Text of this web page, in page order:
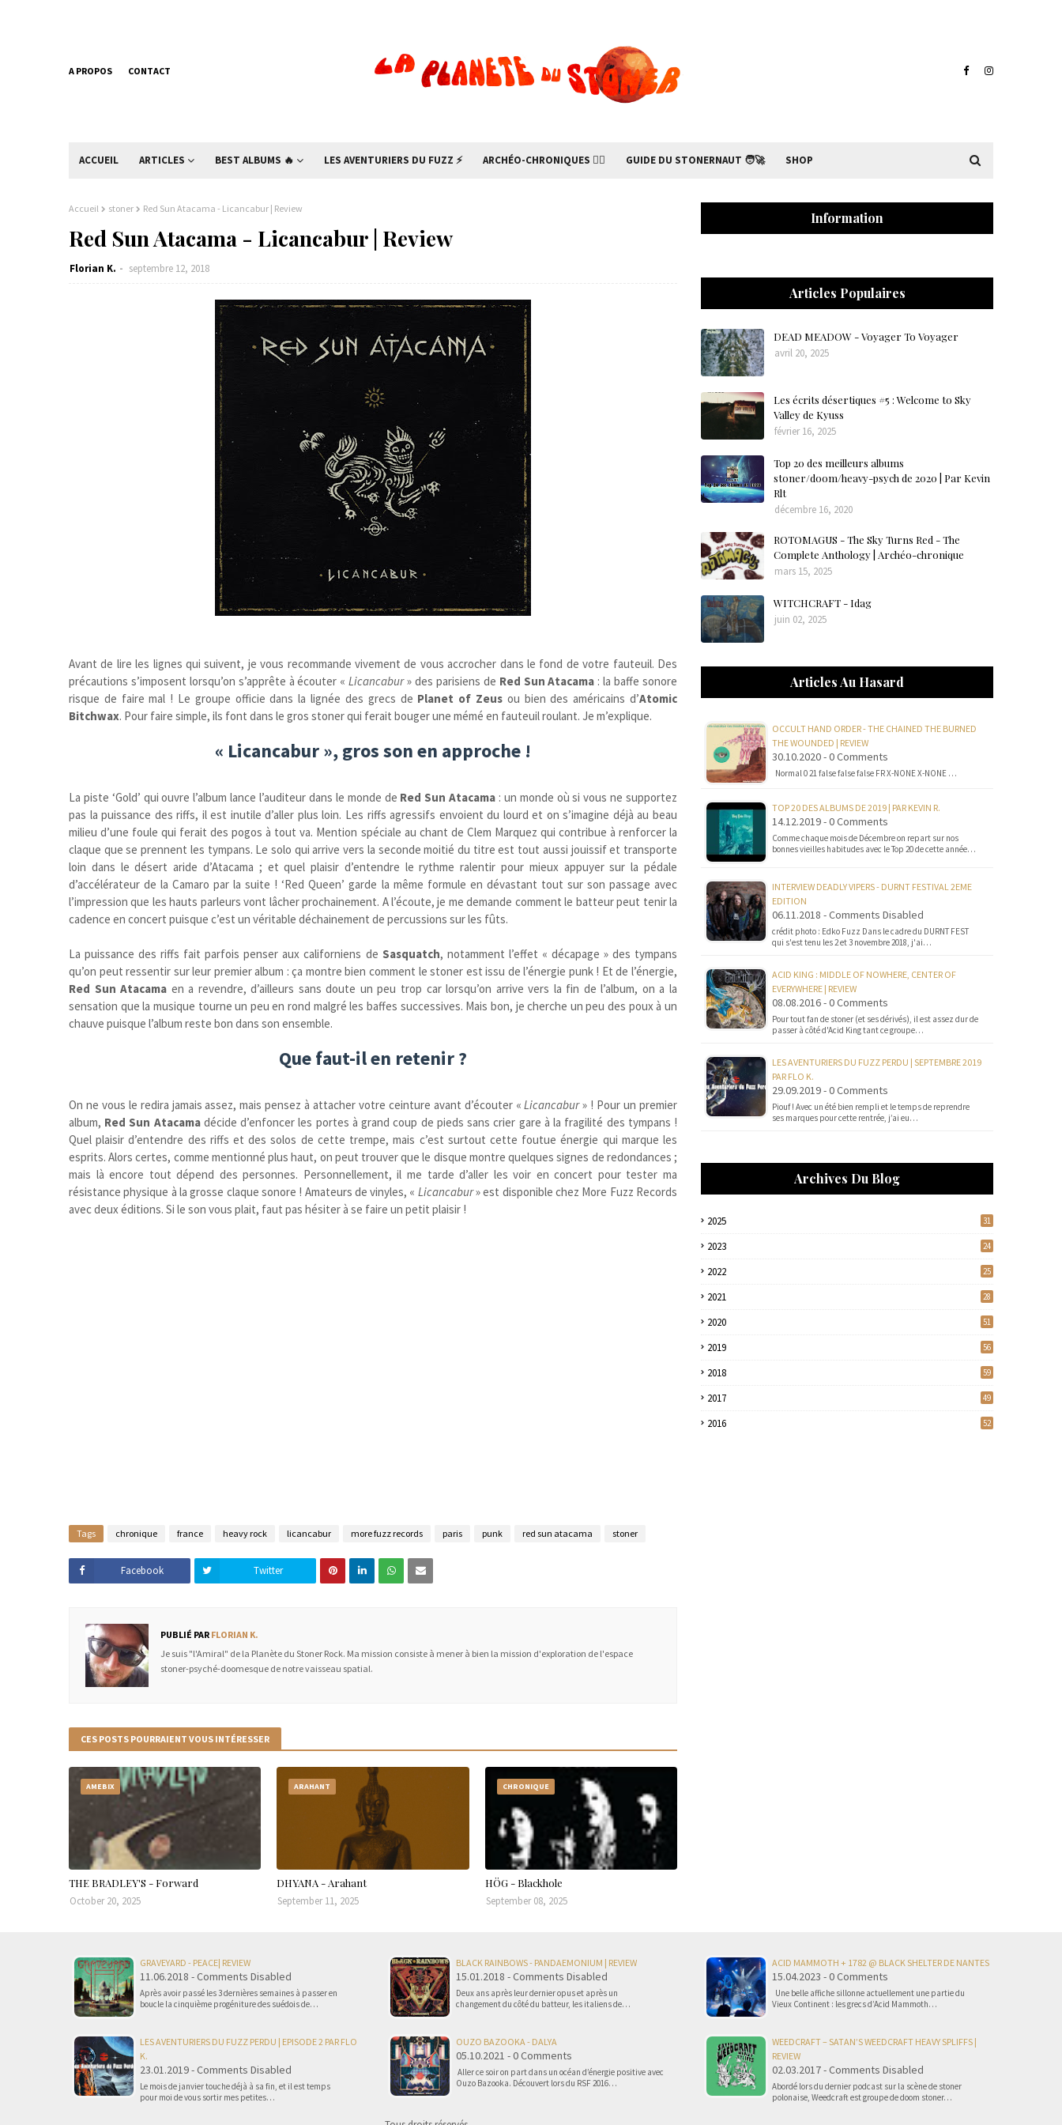
A PROPOS CONTACT
ACCUEIL ARTICLES BEST ALBUMS 🔥 LES AVENTURIERS DU FUZZ ⚡ ARCHÉO-CHRONIQUES 🧙‍♂ GUIDE DU STONERNAUT 🧑‍🚀 SHOP
Accueil stoner Red Sun Atacama - Licancabur | Review
Red Sun Atacama - Licancabur | Review
Florian K. septembre 12, 2018
Avant de lire les lignes qui suivent, je vous recommande vivement de vous accrocher dans le fond de votre fauteuil. Des
précautions s’imposent lorsqu’on s’apprête à écouter «Licancabur» des parisiens de Red Sun Atacama : la baffe sonore
risque de faire mal ! Le groupe officie dans la lignée des grecs de Planet of Zeusou bien des américains d’Atomic
Bitchwax. Pour faire simple, ils font dans le gros stoner qui ferait bouger une mémé en fauteuil roulant. Je m’explique.
« Licancabur », gros son en approche !
La piste ‘Gold’ qui ouvre l’album lance l’auditeur dans le monde de Red Sun Atacama : un monde où si vous ne supportez
pas la puissance des riffs, il est inutile d’aller plus loin. Les riffs agressifs envoient du lourd et on s’imagine déjà au beau
milieu d’une foule qui ferait des pogos à tout va. Mention spéciale au chant de Clem Marquez qui contribue à renforcer la
claque que se prennent les tympans. Le solo qui arrive vers la seconde moitié du titre est tout aussi jouissif et transporte
loin dans le désert aride d’Atacama ; et quel plaisir d’entendre le rythme ralentir pour mieux appuyer sur la pédale
d’accélérateur de la Camaro par la suite ! ‘Red Queen’ garde la même formule en dévastant tout sur son passage avec
l’impression que les hauts parleurs vont lâcher prochainement. A l’écoute, je me demande comment le batteur peut tenir la
cadence en concert puisque c’est un véritable déchainement de percussions sur les fûts.
La puissance des riffs fait parfois penser aux californiens de Sasquatch, notamment l’effet « décapage » des tympans
qu’on peut ressentir sur leur premier album : ça montre bien comment le stoner est issu de l’énergie punk ! Et de l’énergie,
Red Sun Atacama en a revendre, d’ailleurs sans doute un peu trop car lorsqu’on arrive vers la fin de l’album, on a la
sensation que la musique tourne un peu en rond malgré les baffes successives. Mais bon, je cherche un peu des poux à un
chauve puisque l’album reste bon dans son ensemble.
Que faut-il en retenir ?
On ne vous le redira jamais assez, mais pensez à attacher votre ceinture avant d’écouter «Licancabur» ! Pour un premier
album, Red Sun Atacamadécide d’enfoncer les portes à grand coup de pieds sans crier gare à la fragilité des tympans !
Quel plaisir d’entendre des riffs et des solos de cette trempe, mais c’est surtout cette foutue énergie qui marque les
esprits. Alors certes, comme mentionné plus haut, on peut trouver que le disque montre quelques signes de redondances ;
mais là encore tout dépend des personnes. Personnellement, il me tarde d’aller les voir en concert pour tester ma
résistance physique à la grosse claque sonore ! Amateurs de vinyles, « Licancabur» est disponible chez More Fuzz Records
avec deux éditions. Si le son vous plait, faut pas hésiter à se faire un petit plaisir !
Tags chronique france heavy rock licancabur more fuzz records paris punk red sun atacama stoner
Facebook Twitter
PUBLIÉ PAR FLORIAN K.
Je suis "l'Amiral" de la Planète du Stoner Rock. Ma mission consiste à mener à bien la mission d'exploration de l'espace
stoner-psyché-doomesque de notre vaisseau spatial.
CES POSTS POURRAIENT VOUS INTÉRESSER
AMEBIX
THE BRADLEY'S - Forward
October 20, 2025
ARAHANT
DHYANA - Arahant
September 11, 2025
CHRONIQUE
HÖG - Blackhole
September 08, 2025
Information
Articles Populaires
DEAD MEADOW - Voyager To Voyager
avril 20, 2025
Les écrits désertiques #5 : Welcome to Sky
Valley de Kyuss
février 16, 2025
Top 20 des meilleurs albums
stoner/doom/heavy-psych de 2020 | Par Kevin
Rlt
décembre 16, 2020
ROTOMAGUS - The Sky Turns Red - The
Complete Anthology | Archéo-chronique
mars 15, 2025
WITCHCRAFT - Idag
juin 02, 2025
Articles Au Hasard
OCCULT HAND ORDER - THE CHAINED THE BURNED
THE WOUNDED | REVIEW
30.10.2020 - 0 Comments
Normal 0 21 false false false FR X-NONE X-NONE …
TOP 20 DES ALBUMS DE 2019 | PAR KEVIN R.
14.12.2019 - 0 Comments
Comme chaque mois de Décembre on repart sur nos
bonnes vieilles habitudes avec le Top 20 de cette année…
INTERVIEW DEADLY VIPERS - DURNT FESTIVAL 2EME
EDITION
06.11.2018 - Comments Disabled
crédit photo : Edko Fuzz Dans le cadre du DURNT FEST
qui s'est tenu les 2 et 3 novembre 2018, j'ai…
ACID KING : MIDDLE OF NOWHERE, CENTER OF
EVERYWHERE | REVIEW
08.08.2016 - 0 Comments
Pour tout fan de stoner (et ses dérivés), il est assez dur de
passer à côté d'Acid King tant ce groupe…
LES AVENTURIERS DU FUZZ PERDU | SEPTEMBRE 2019
PAR FLO K.
29.09.2019 - 0 Comments
Piouf ! Avec un été bien rempli et le temps de reprendre
ses marques pour cette rentrée, j’ai eu…
Archives Du Blog
2025 31
2023 24
2022 25
2021 28
2020 51
2019 56
2018 59
2017 49
2016 52
GRAVEYARD - PEACE| REVIEW
11.06.2018 - Comments Disabled
Après avoir passé les 3 dernières semaines à passer en
boucle la cinquième progéniture des suédois de…
LES AVENTURIERS DU FUZZ PERDU | EPISODE 2 PAR FLO
K.
23.01.2019 - Comments Disabled
Le mois de janvier touche déjà à sa fin, et il est temps
pour moi de vous sortir mes petites…
BLACK RAINBOWS - PANDAEMONIUM | REVIEW
15.01.2018 - Comments Disabled
Deux ans après leur dernier opus et après un
changement du côté du batteur, les italiens de…
OUZO BAZOOKA - DALYA
05.10.2021 - 0 Comments
Aller ce soir on part dans un océan d’énergie positive avec
Ouzo Bazooka. Découvert lors du RSF 2016…
ACID MAMMOTH + 1782 @ BLACK SHELTER DE NANTES
15.04.2023 - 0 Comments
Une belle affiche sillonne actuellement une partie du
Vieux Continent : les grecs d’Acid Mammoth…
WEEDCRAFT – SATAN’S WEEDCRAFT HEAVY SPLIFFS |
REVIEW
02.03.2017 - Comments Disabled
Abordé lors du dernier podcast sur la scène de stoner
polonaise, Weedcraft est groupe de doom stoner…